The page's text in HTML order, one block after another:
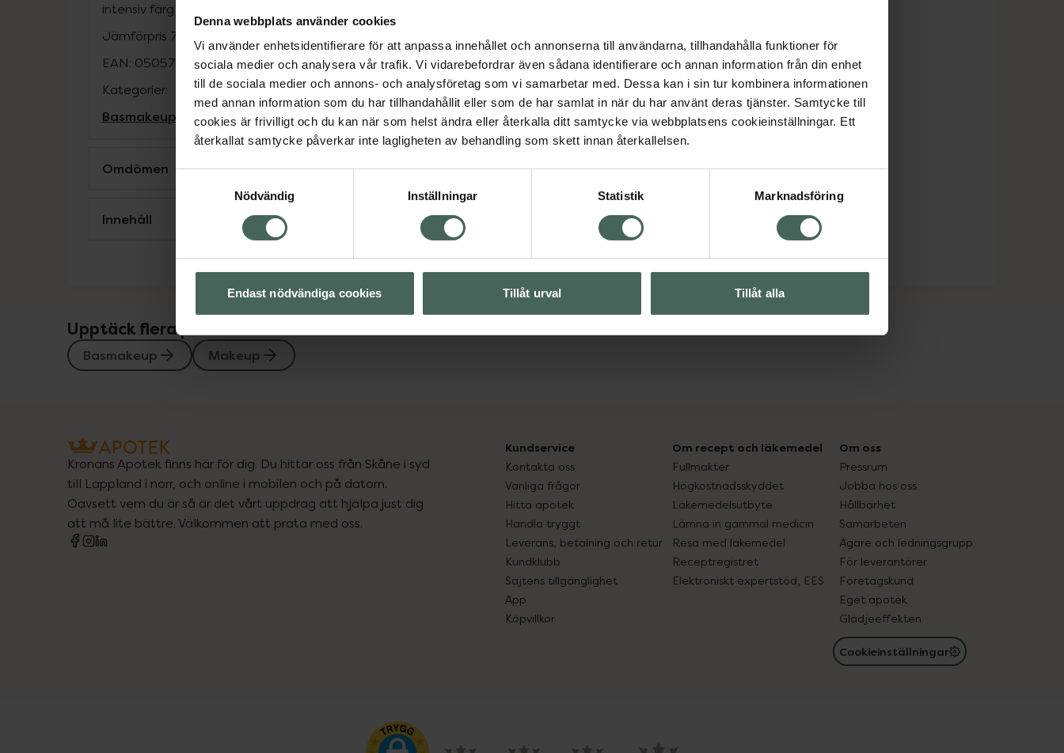
Denna webbplats använder cookies
Vi använder enhetsidentifierare för att anpassa innehållet och annonserna till användarna, tillhandahålla funktioner för
sociala medier och analysera vår trafik. Vi vidarebefordrar även sådana identifierare och annan information från din enhet
till de sociala medier och annons- och analysföretag som vi samarbetar med. Dessa kan i sin tur kombinera informationen
med annan information som du har tillhandahållit eller som de har samlat in när du har använt deras tjänster. Samtycke till
cookies är frivilligt och du kan när som helst ändra eller återkalla ditt samtycke via webbplatsens cookieinställningar. Ett
återkallat samtycke påverkar inte lagligheten av behandling som skett innan återkallelsen.
Nödvändig
Inställningar Statistik Marknadsföring
Endast nödvändiga cookies Tillåt urval Tillåt alla
intensiv färg och finish, applicera med en fuktad borste.
Jämförpris 7,90 kr
EAN: 05057566086769
Kategorier:
Basmakeup Makeup
Omdömen Visa
Innehåll Visa
Upptäck flera produkter inom
Basmakeup Makeup
Kronans Apotek finns här för dig. Du hittar oss från Skåne i syd
till Lappland i norr, och online i mobilen och på datorn.
Oavsett vem du är så är det vårt uppdrag att hjälpa just dig
att må lite bättre. Välkommen att prata med oss.
Kundservice
Kontakta oss
Vanliga frågor
Hitta apotek
Handla tryggt
Leverans, betalning och retur
Kundklubb
Sajtens tillgänglighet
App
Köpvillkor
Om recept och läkemedel
Fullmakter
Högkostnadsskyddet
Läkemedelsutbyte
Lämna in gammal medicin
Resa med läkemedel
Receptregistret
Elektroniskt expertstöd, EES
Om oss
Pressrum
Jobba hos oss
Hållbarhet
Samarbeten
Ägare och ledningsgrupp
För leverantörer
Företagskund
Eget apotek
Glädjeeffekten
Cookieinställningar